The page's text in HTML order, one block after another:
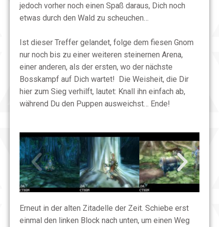
jedoch vorher noch einen Spaß daraus, Dich noch
etwas durch den Wald zu scheuchen…
Ist dieser Treffer gelandet, folge dem fiesen Gnom
nur noch bis zu einer weiteren steinernen Arena,
einer anderen, als der ersten, wo der nächste
Bosskampf auf Dich wartet! Die Weisheit, die Dir
hier zum Sieg verhilft, lautet: Knall ihn einfach ab,
während Du den Puppen ausweichst… Ende!
Erneut in der alten Zitadelle der Zeit. Schiebe erst
einmal den linken Block nach unten, um einen Weg